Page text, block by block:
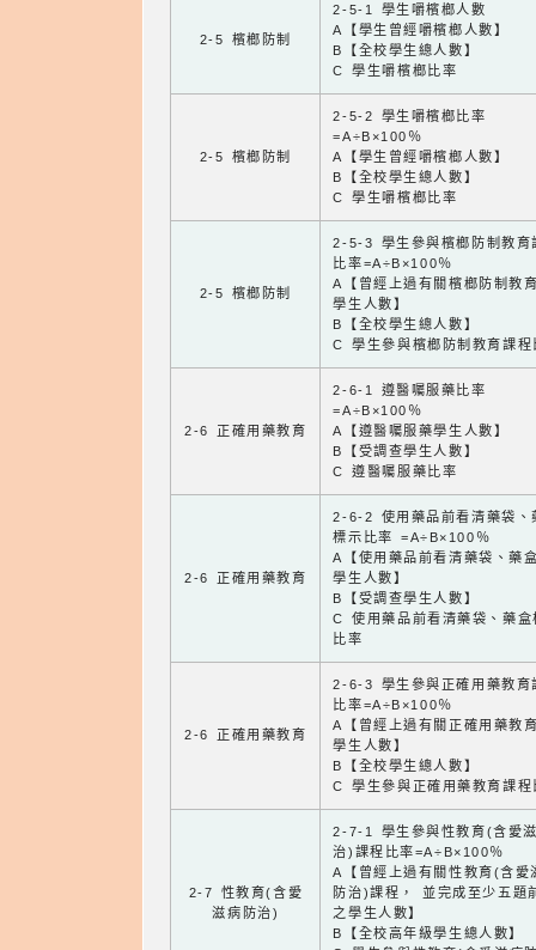
2-5 檳榔防制
2-5-1 學生嚼檳榔人數
A【學生曾經嚼檳榔人數】
B【全校學生總人數】
C 學生嚼檳榔比率
2-5 檳榔防制
2-5-2 學生嚼檳榔比率
=A÷B×100％
A【學生曾經嚼檳榔人數】
B【全校學生總人數】
C 學生嚼檳榔比率
2-5 檳榔防制
2-5-3 學生參與檳榔防制教育
比率=A÷B×100％
A【曾經上過有關檳榔防制教
學生人數】
B【全校學生總人數】
C 學生參與檳榔防制教育課程
2-6 正確用藥教育
2-6-1 遵醫囑服藥比率
=A÷B×100％
A【遵醫囑服藥學生人數】
B【受調查學生人數】
C 遵醫囑服藥比率
2-6 正確用藥教育
2-6-2 使用藥品前看清藥袋、
標示比率 =A÷B×100％
A【使用藥品前看清藥袋、藥
學生人數】
B【受調查學生人數】
C 使用藥品前看清藥袋、藥盒
比率
2-6 正確用藥教育
2-6-3 學生參與正確用藥教育
比率=A÷B×100％
A【曾經上過有關正確用藥教
學生人數】
B【全校學生總人數】
C 學生參與正確用藥教育課程
2-7 性教育(含愛
滋病防治)
2-7-1 學生參與性教育(含愛
治)課程比率=A÷B×100％
A【曾經上過有關性教育(含愛
防治)課程， 並完成至少五題
之學生人數】
B【全校高年級學生總人數】